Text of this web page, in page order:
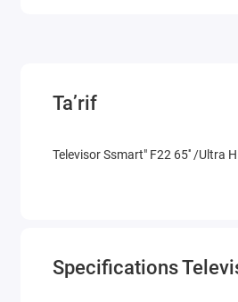
Ta’rif
Televisor Ssmart" F22 65'' /Ultra
Specifications